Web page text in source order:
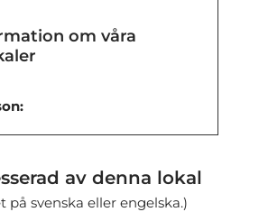
om våra
av denna lokal
på svenska eller engelska.)